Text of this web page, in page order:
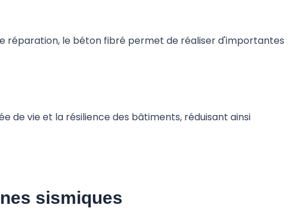
réparation, le béton fibré permet de réaliser d'importantes
de vie et la résilience des bâtiments, réduisant ainsi
sismiques